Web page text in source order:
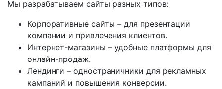
Мы разрабатываем сайты разных типов:
Корпоративные сайты – для презентации
компании и привлечения клиентов.
Интернет-магазины – удобные платформы для
онлайн-продаж.
Лендинги – одностраничники для рекламных
кампаний и повышения конверсии.